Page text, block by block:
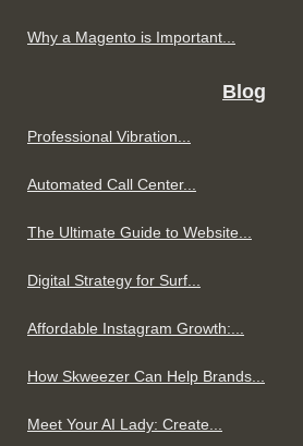
Why a Magento is Important...
Blog
Professional Vibration...
Automated Call Center...
The Ultimate Guide to Website...
Digital Strategy for Surf...
Affordable Instagram Growth:...
How Skweezer Can Help Brands...
Meet Your AI Lady: Create...